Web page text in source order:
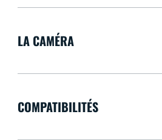
LA CAMÉRA
COMPATIBILITÉS